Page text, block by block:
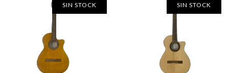
SIN STOCK SIN STOCK